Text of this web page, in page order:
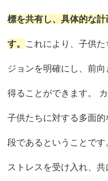
標を共有し、具体的な
す。 これにより、子供
ジョンを明確にし、前
得ることができます。
子供たちに対する多面
段であるということで
ストレスを受け入れ、